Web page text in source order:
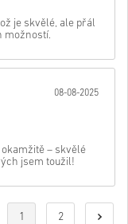
je skvělé, ale přál
možností.
08-08-2025
– skvělé
jsem toužil!
1 2